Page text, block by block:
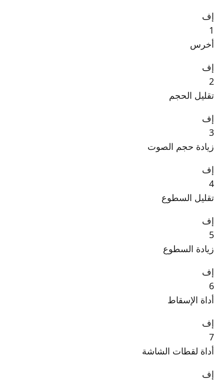
إف
1
أخرس
إف
2
تقليل الحجم
إف
3
زيادة حجم الصوت
إف
4
تقليل السطوع
إف
5
زيادة السطوع
إف
6
أداة الإسقاط
إف
7
أداة لقطات الشاشة
إف